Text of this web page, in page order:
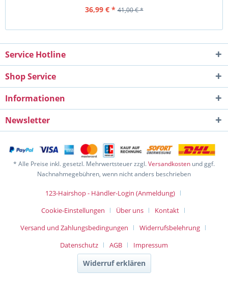
36,99 € * 41,00 € *
Service Hotline
Shop Service
Informationen
Newsletter
* Alle Preise inkl. gesetzl. Mehrwertsteuer zzgl.Versandkosten und ggf.
Nachnahmegebühren, wenn nicht anders beschrieben
123-Hairshop - Händler-Login (Anmeldung)
Cookie-Einstellungen
Über uns
Kontakt
Versand und Zahlungsbedingungen
Widerrufsbelehrung
Datenschutz
AGB Impressum
Widerruf erklären